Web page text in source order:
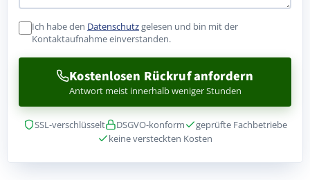
Ich habe den Datenschutzgelesen und bin mit der
Kontaktaufnahme einverstanden.
Kostenlosen Rückruf anfordern
Antwort meist innerhalb weniger Stunden
SSL-verschlüsselt DSGVO-konform
geprüfte Fachbetriebe
keine versteckten Kosten